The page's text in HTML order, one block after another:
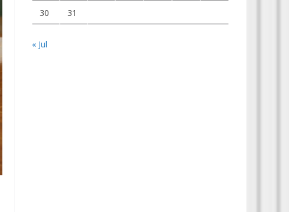
30 31
« Jul